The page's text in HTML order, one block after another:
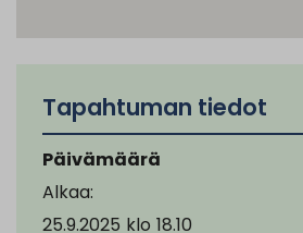
Tapahtuman tiedot
Päivämäärä
Alkaa:
25.9.2025 klo 18.10